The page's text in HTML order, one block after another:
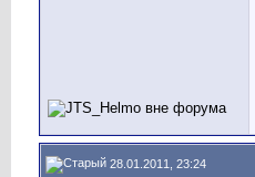
28.01.2011, 23:24